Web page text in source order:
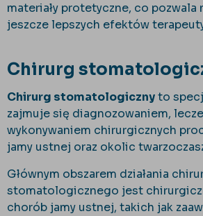
materiały protetyczne, co
jeszcze lepszych efektów
Chirurg
Chirurg stomatologicznyto
zajmuje się diagnozowaniem,
wykonywaniem chirurgicznych
jamy ustnej oraz okolic
Głównym obszarem działania
stomatologicznego jest
chorób jamy ustnej, takich jak